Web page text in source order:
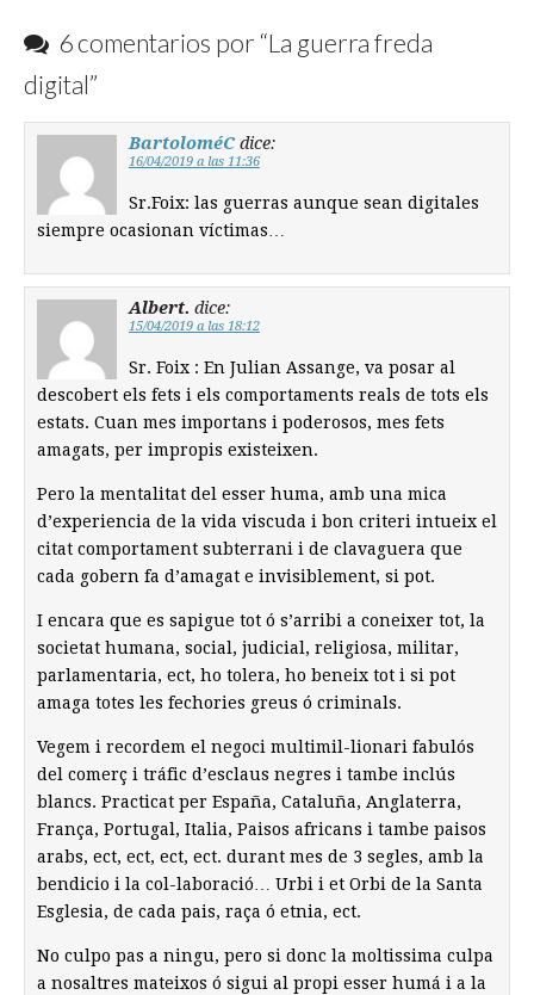
6 comentarios por “La guerra freda
digital”
BartoloméC dice:
16/04/2019 a las 11:36
Sr.Foix: las guerras aunque sean digitales
siempre ocasionan víctimas…
Albert. dice:
15/04/2019 a las 18:12
Sr. Foix : En Julian Assange, va posar al
descobert els fets i els comportaments reals de tots els
estats. Cuan mes importans i poderosos, mes fets
amagats, per impropis existeixen.
Pero la mentalitat del esser huma, amb una mica
d’experiencia de la vida viscuda i bon criteri intueix el
citat comportament subterrani i de clavaguera que
cada gobern fa d’amagat e invisiblement, si pot.
I encara que es sapigue tot ó s’arribi a coneixer tot, la
societat humana, social, judicial, religiosa, militar,
parlamentaria, ect, ho tolera, ho beneix tot i si pot
amaga totes les fechories greus ó criminals.
Vegem i recordem el negoci multimil-lionari fabulós
del comerç i tráfic d’esclaus negres i tambe inclús
blancs. Practicat per España, Cataluña, Anglaterra,
França, Portugal, Italia, Paisos africans i tambe paisos
arabs, ect, ect, ect, ect. durant mes de 3 segles, amb la
bendicio i la col-laboració… Urbi i et Orbi de la Santa
Esglesia, de cada pais, raça ó etnia, ect.
No culpo pas a ningu, pero si donc la moltissima culpa
a nosaltres mateixos ó sigui al propi esser humá i a la